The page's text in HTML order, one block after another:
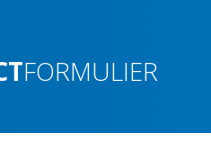
FORMULIER